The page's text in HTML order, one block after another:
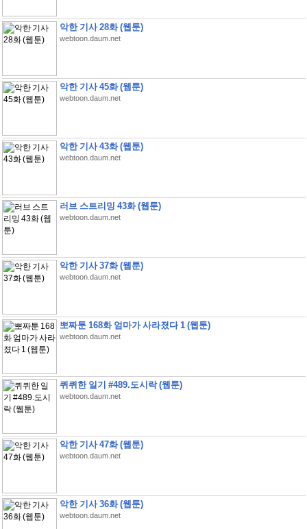
악한 기사 28화 (웹툰)
webtoon.daum.net
악한 기사 45화 (웹툰)
webtoon.daum.net
악한 기사 43화 (웹툰)
webtoon.daum.net
러브 스트리밍 43화 (웹툰)
webtoon.daum.net
악한 기사 37화 (웹툰)
webtoon.daum.net
뽀짜툰 168화 엄마가 사라졌다 1 (웹툰)
webtoon.daum.net
퀴퀴한 일기 #489.도시락 (웹툰)
webtoon.daum.net
악한 기사 47화 (웹툰)
webtoon.daum.net
악한 기사 36화 (웹툰)
webtoon.daum.net